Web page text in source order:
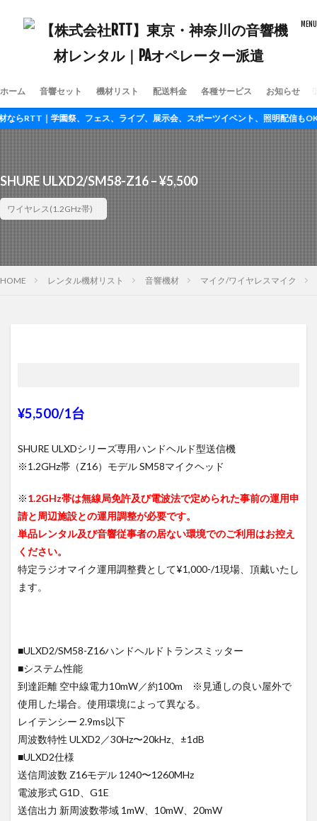
ホーム 音響セット 機材リスト 配送料金 各種サービス お知らせ
｜学園祭、フェス、ライブ、展示会、スポーツイベント、照明配信もOK
SHURE ULXD2/SM58-Z16 – ¥5,500
ワイヤレス(1.2GHz帯)
HOME レンタル機材リスト 音響機材 マイク/ワイヤレスマイク
¥5,500/1台
SHURE ULXDシリーズ専用ハンドヘルド型送信機
※1.2GHz帯（Z16）モデル SM58マイクヘッド
※1.2GHz帯は無線局免許及び電波法で定められた事前の運用申
請と周辺施設との運用調整が必要です。
単品レンタル及び音響従事者の居ない環境でのご利用はお控え
ください。
特定ラジオマイク運用調整費として¥1,000-/1現場、頂戴いたし
ます。
■ULXD2/SM58-Z16ハンドヘルドトランスミッター
■システム性能
到達距離 空中線電力10mW／約100m ※見通しの良い屋外で
使用した場合。使用環境によって異なる。
レイテンシー 2.9ms以下
周波数特性 ULXD2／30Hz〜20kHz、±1dB
■ULXD2仕様
送信周波数 Z16モデル 1240〜1260MHz
電波形式 G1D、G1E
送信出力 新周波数帯域 1mW、10mW、20mW